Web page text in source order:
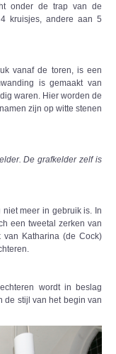
onder de trap van de
kruisjes, andere aan 5
vanaf de toren, is een
is gemaakt van
waren. Hier worden de
zijn op witte stenen
De grafkelder zelf is
meer in gebruik is. In
een tweetal zerken van
Katharina (de Cock)
wordt in beslag
de stijl van het begin van